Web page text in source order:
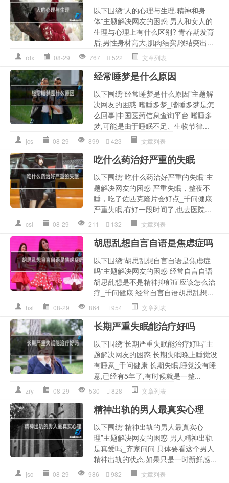
以下围绕“人的心理与生理,精神和身
体”主题解决网友的困惑 男人和女人的
生理与心理上有什么区别? 青春期发育
后,男性身材高大,肌肉结实,喉结突出...
rdx 08-29 767 522 文章列表
经常睡梦是什么原因
以下围绕“经常睡梦是什么原因”主题解
决网友的困惑 嗜睡多梦_嗜睡多梦是怎
么回事|中国医药信息查询平台 嗜睡多
梦,可能是由于睡眠不足、生物节律...
jcs 08-29 899 423 文章列表
吃什么药治好严重的失眠
以下围绕“吃什么药治好严重的失眠”主
题解决网友的困惑 严重失眠，整夜不
睡，吃了佐匹克隆片会好点_千问健康
严重失眠,有好一段时间了,也去医院...
csl 08-29 211 132 文章列表
胡思乱想自言自语是焦虑症吗
以下围绕“胡思乱想自言自语是焦虑症
吗”主题解决网友的困惑 经常自言自语
胡思乱想是不是精神抑郁症应该怎么治
疗_千问健康 经常自言自语胡思乱想...
hsl 08-29 864 954 文章列表
长期严重失眠能治疗好吗
以下围绕“长期严重失眠能治疗好吗”主
题解决网友的困惑 长期失眠晚上睡觉没
有睡意_千问健康 长期失眠,睡觉没有睡
意,已经有5年了,有时候就是一整...
zry 08-29 530 828 文章列表
精神出轨的男人最真实心理
以下围绕“精神出轨的男人最真实心
理”主题解决网友的困惑 男人精神出轨
是真爱吗_齐家问问 具体要看这个男人
精神出轨的状态,如果只是一时新鲜感...
jsc 08-29 986 982 文章列表